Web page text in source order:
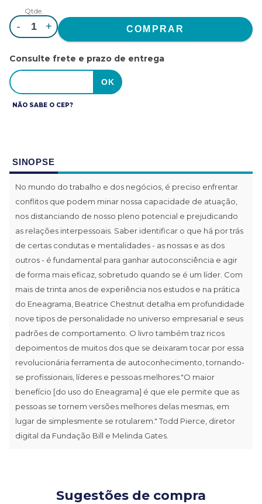
Qtde.
- +
Consulte frete e prazo de entrega
NÃO SABE O CEP?
SINOPSE
No mundo do trabalho e dos negócios, é preciso enfrentar
conflitos que podem minar nossa capacidade de atuação,
nos distanciando de nosso pleno potencial e prejudicando
as relações interpessoais. Saber identificar o que há por trás
de certas condutas e mentalidades - as nossas e as dos
outros - é fundamental para ganhar autoconsciência e agir
de forma mais eficaz, sobretudo quando se é um líder. Com
mais de trinta anos de experiência nos estudos e na prática
do Eneagrama, Beatrice Chestnut detalha em profundidade
nove tipos de personalidade no universo empresarial e seus
padrões de comportamento. O livro também traz ricos
depoimentos de muitos dos que se deixaram tocar por essa
revolucionária ferramenta de autoconhecimento, tornando-
se profissionais, líderes e pessoas melhores."O maior
benefício [do uso do Eneagrama] é que ele permite que as
pessoas se tornem versões melhores delas mesmas, em
lugar de simplesmente se rotularem." Todd Pierce, diretor
digital da Fundação Bill e Melinda Gates.
Sugestões de compra